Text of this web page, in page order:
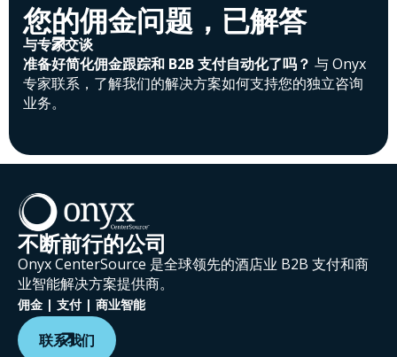
您的佣金问题，已解答
与专家交谈
准备好简化佣金跟踪和 B2B 支付自动化了吗？ 与 Onyx
专家联系，了解我们的解决方案如何支持您的独立咨询
业务。
不断前行的公司
Onyx CenterSource 是全球领先的酒店业 B2B 支付和商
业智能解决方案提供商。
佣金 | 支付 | 商业智能
联系我们